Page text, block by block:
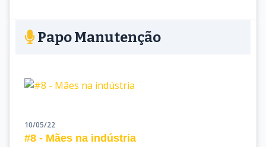
Papo Manutenção
10/05/22
#8 - Mães na indústria